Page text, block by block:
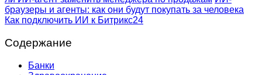
браузеры и агенты: как они будут покупать за человека
Как подключить ИИ к Битрикс24
Содержание
Банки